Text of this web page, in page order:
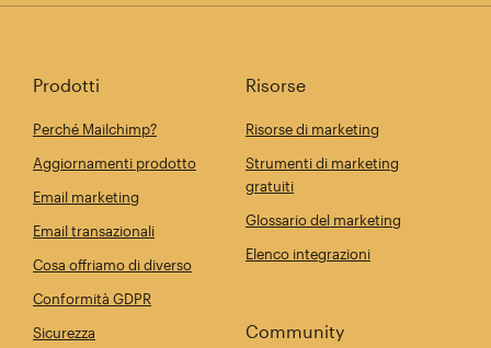
Prodotti
Perché Mailchimp?
Aggiornamenti prodotto
Email marketing
Email transazionali
Cosa offriamo di diverso
Conformità GDPR
Sicurezza
Risorse
Risorse di marketing
Strumenti di marketing
gratuiti
Glossario del marketing
Elenco integrazioni
Community